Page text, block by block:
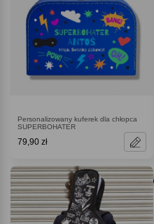
Personalizowany kuferek dla chłopca
SUPERBOHATER
79,90 zł